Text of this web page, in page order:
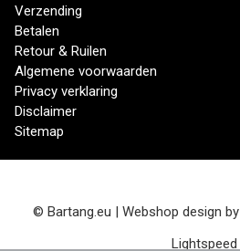
Verzending
Betalen
Retour & Ruilen
Algemene voorwaarden
Privacy verklaring
Disclaimer
Sitemap
© Bartang.eu | Webshop design by
Lightspeed